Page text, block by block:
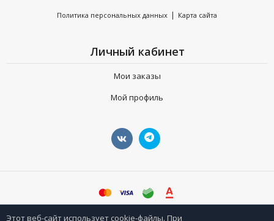
Политика персональных данных | Карта сайта
Личный кабинет
Мои заказы
Мой профиль
©sharpeyshop.ru
Этот веб-сайт использует cookie-файлы. При